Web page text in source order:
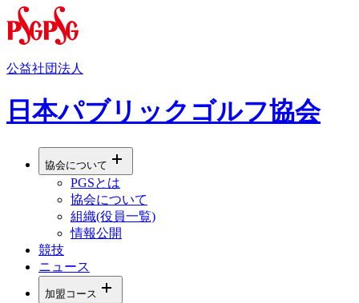
公益社団法人
日本パブリックゴルフ協会
協会について
PGSとは
協会について
組織(役員一覧)
情報公開
競技
ニュース
加盟コース